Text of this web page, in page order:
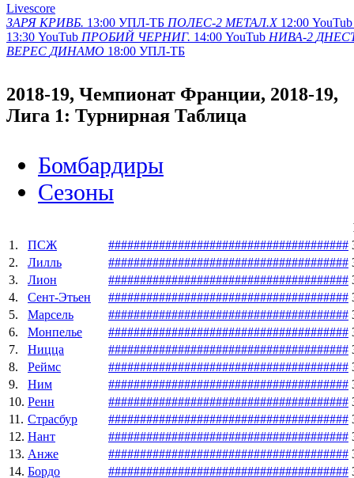
Livescore
ЗАРЯ КРИВБ. 13:00 УПЛ-ТБ ПОЛЕС-2 МЕТАЛ.Х 12:00 YouTub
13:30 YouTub ПРОБИЙ ЧЕРНИГ. 14:00 YouTub НИВА-2
ВЕРЕС ДИНАМО 18:00 УПЛ-ТБ
2018-19, Чемпионат Франции, 2018-19,
Лига 1: Турнирная Таблица
Бомбардиры
Сезоны
1.
ПСЖ ######################################
2.
Лилль ######################################
3.
Лион ######################################
4.
Сент-Этьен ######################################
5.
Марсель ######################################
6.
Монпелье ######################################
7.
Ницца ######################################
8.
Реймс ######################################
9.
Ним ######################################
10. Ренн ######################################
11. Страсбур ######################################
12. Нант ######################################
13. Анже ######################################
14. Бордо ######################################